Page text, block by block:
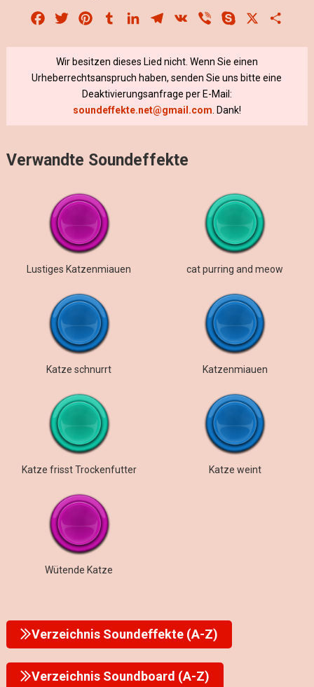
Facebook
Twitter PinterestTumblrLinkedInTelegram
VK Viber Skype
Wir besitzen dieses Lied nicht. Wenn Sie einen
Urheberrechtsanspruch haben, senden Sie uns bitte eine
Deaktivierungsanfrage per E-Mail:
soundeffekte.net@gmail.com . Dank!
Verwandte Soundeffekte
Lustiges Katzenmiauen cat purring and meow
Katze schnurrt Katzenmiauen
Katze frisst Trockenfutter Katze weint
Wütende Katze
Verzeichnis Soundeffekte (A-Z)
Verzeichnis Soundboard (A-Z)